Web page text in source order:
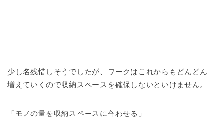
少し名残惜しそうでしたが、ワークはこれからもどんどん
増えていくので収納スペースを確保しないといけません。
「モノの量を収納スペースに合わせる」